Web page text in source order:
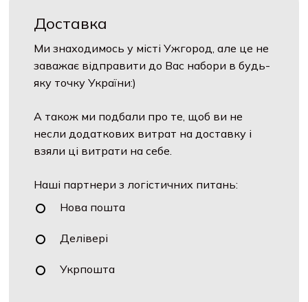
Доставка
Ми знаходимось у місті Ужгород, але це не
заважає відправити до Вас набори в будь-
яку точку України:)
А також ми подбали про те, щоб ви не
несли додаткових витрат на доставку і
взяли ці витрати на себе.
Наші партнери з логістичних питань:
Нова пошта
Делівері
Укрпошта